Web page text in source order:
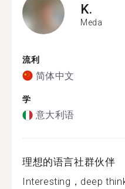
K.
Meda
流利
简体中文
学
意大利语
理想的语言社群伙伴
Interesting，deep